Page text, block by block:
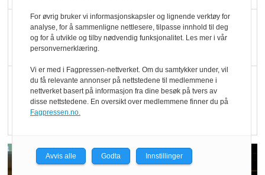
Kolonihagen sliter
med å få tak i nok melk
Rapport: Økokundene
er klare! Er markedet
For øvrig bruker vi informasjonskapsler og lignende verktøy for
analyse, for å sammenligne nettlesere, tilpasse innhold til deg
og for å utvikle og tilby nødvendig funksjonalitet. Les mer i vår
personvernerklæring.
Vi er med i Fagpressen-nettverket. Om du samtykker under, vil
du få relevante annonser på nettstedene til medlemmene i
nettverket basert på informasjon fra dine besøk på tvers av
disse nettstedene. En oversikt over medlemmene finner du på
Fagpressen.no.
Avvis alle Godta Innstillinger